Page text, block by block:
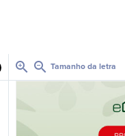
zoom_in zoom_out Tamanho da letra